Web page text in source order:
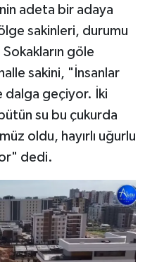
adeta bir adaya
sakinleri, durumu
göle
sakini, "İnsanlar
dalga geçiyor. İki
su bu çukurda
oldu, hayırlı uğurlu
dedi.